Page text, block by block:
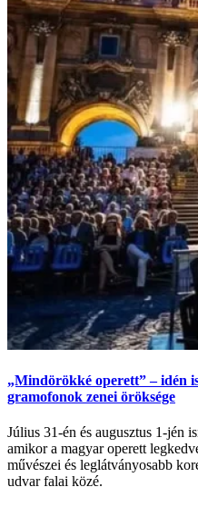
„Mindörökké operett” – idén
gramofonok zenei öröksége
Július 31-én és augusztus 1-jén
amikor a magyar operett
művészei és leglátványosabb
udvar falai közé.